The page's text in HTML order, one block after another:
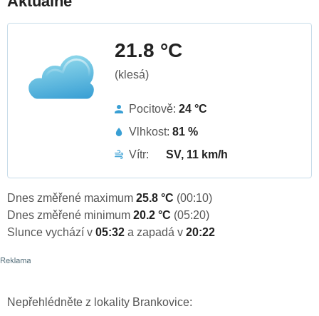
21.8 °C
(klesá)
Pocitově: 24 °C
Vlhkost: 81 %
Vítr:
SV, 11 km/h
Dnes změřené maximum 25.8 °C (00:10)
Dnes změřené minimum 20.2 °C (05:20)
Slunce vychází v 05:32 a zapadá v 20:22
Nepřehlédněte z lokality Brankovice: